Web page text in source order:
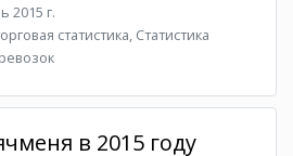
2015 г.
статистика, Статистика
в 2015 году